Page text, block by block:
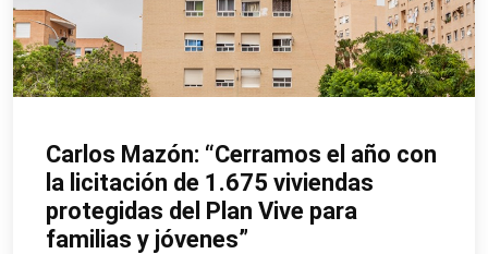
Carlos Mazón: “Cerramos el año con
la licitación de 1.675 viviendas
protegidas del Plan Vive para
familias y jóvenes”